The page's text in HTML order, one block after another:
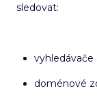
sledovat:
doménové